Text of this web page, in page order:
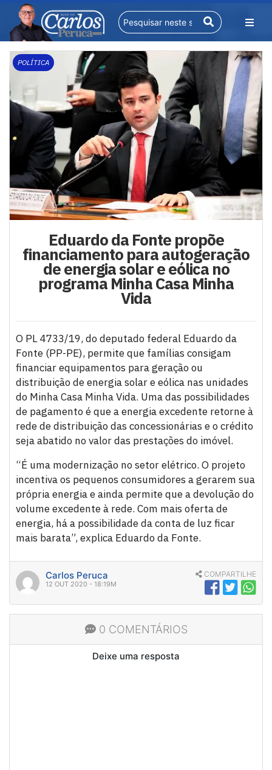
POLÍTICA
Eduardo da Fonte propõe
financiamento para autogeração
de energia solar e eólica no
programa Minha Casa Minha
Vida
O PL 4733/19, do deputado federal Eduardo da
Fonte (PP-PE), permite que famílias consigam
financiar equipamentos para geração ou
distribuição de energia solar e eólica nas unidades
do Minha Casa Minha Vida. Uma das possibilidades
de pagamento é que a energia excedente retorne à
rede de distribuição das concessionárias e o crédito
seja abatido no valor das prestações do imóvel.
“É uma modernização no setor elétrico. O projeto
incentiva os pequenos consumidores a gerarem sua
própria energia e ainda permite que a devolução do
volume excedente à rede. Com mais oferta de
energia, há a possibilidade da conta de luz ficar
mais barata”, explica Eduardo da Fonte.
Carlos Peruca
12 OUT 2020 - 18:19M
COMPARTILHE
0 COMENTÁRIOS
Deixe uma resposta